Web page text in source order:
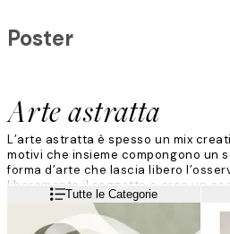
Arte astratta
Poster
L’arte astratta è spesso un mix
motivi che insieme compongono un
forma d’arte che lascia libero
liberamente il soggetto e crea un
sguardi in casa!
Leggi di piùTutte le Categorie